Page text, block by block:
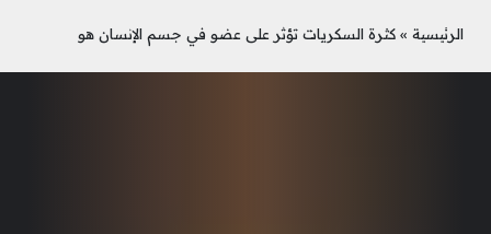
الرئيسية » كثرة السكريات تؤثر على عضو في جسم الإنسان هو